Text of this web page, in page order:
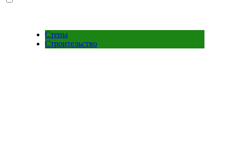
Стены
Строительство